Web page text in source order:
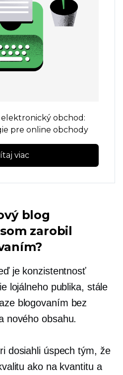
obchod:
pre online obchody
viac
blog
zarobil
je konzistentnosť
lojálneho publika, stále
blogovaním bez
nového obsahu.
dosiahli úspech tým, že
ako na kvantitu a